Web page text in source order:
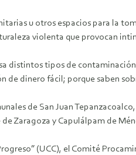
u otros espacios para la
violenta que provocan
distintos tipos de
de dinero fácil; porque saben
de San Juan
Zaragoza y Capulálpam de
(UCC), el Comité